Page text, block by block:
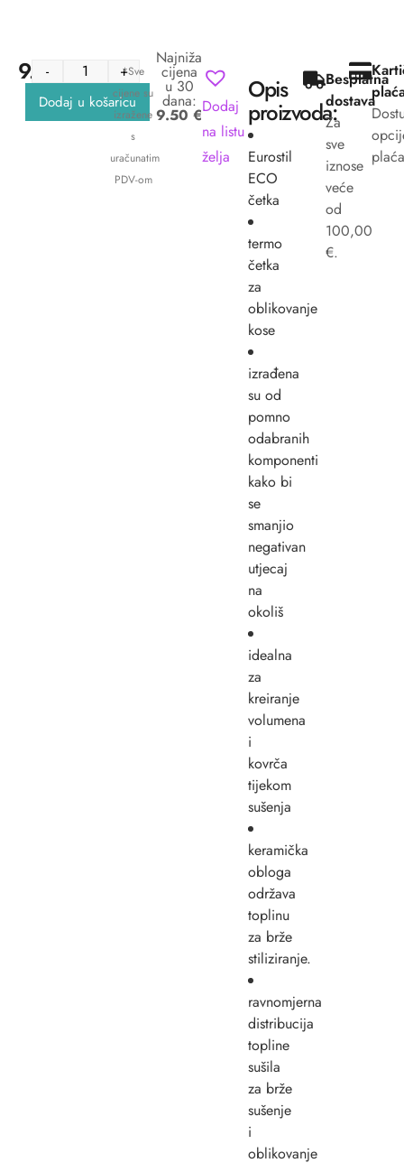
9.50-
+
Dodaj u košaricu
*Sve
cijene su
izražene
s
uračunatim
PDV-om
Najniža
cijena
u 30
dana:
9.50 €Dodaj
na listu
želja
Opis
proizvoda:
Eurostil
ECO
četka
termo
četka
za
oblikovanje
kose
izrađena
su od
pomno
odabranih
komponenti
kako bi
se
smanjio
negativan
utjecaj
na
okoliš
idealna
za
kreiranje
volumena
i
kovrča
tijekom
sušenja
keramička
obloga
održava
toplinu
za brže
stiliziranje.
ravnomjerna
distribucija
topline
sušila
za brže
sušenje
i
oblikovanje
Besplatna
dostava
Za
sve
iznose
veće
od
100,00
€.